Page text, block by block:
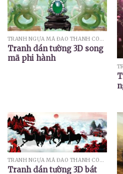
TRANH NGỰA MÃ ĐÁO THÀNH CÔNG
Tranh dán tường 3D song
mã phi hành
TRANH NGỰA MÃ ĐÁO THÀNH CÔNG
Tranh dán tường 3D bát